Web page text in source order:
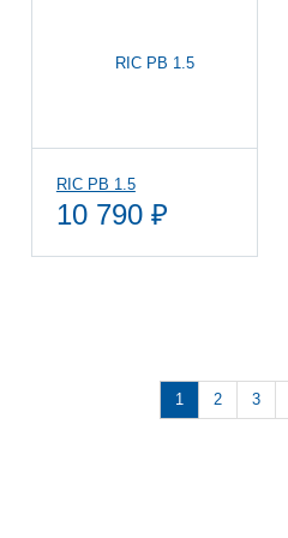
RIC PB 1.5
10 790 ₽
1 2 3